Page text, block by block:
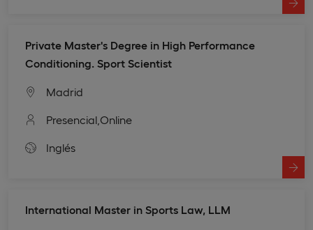
Private Master's Degree in High Performance
Conditioning. Sport Scientist
Madrid
Presencial, Online
Inglés
International Master in Sports Law, LLM